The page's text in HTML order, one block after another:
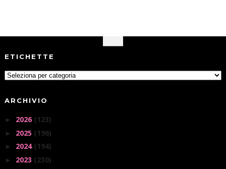
ETICHETTE
ARCHIVIO
► 2026 (123)
► 2025 (196)
► 2024 (194)
► 2023 (230)